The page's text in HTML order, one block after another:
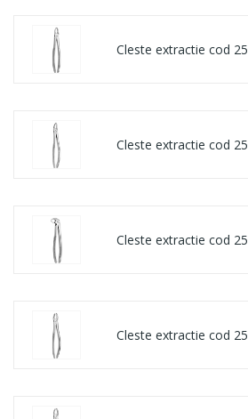
Cleste extractie cod
Cleste extractie cod
Cleste extractie cod
Cleste extractie cod